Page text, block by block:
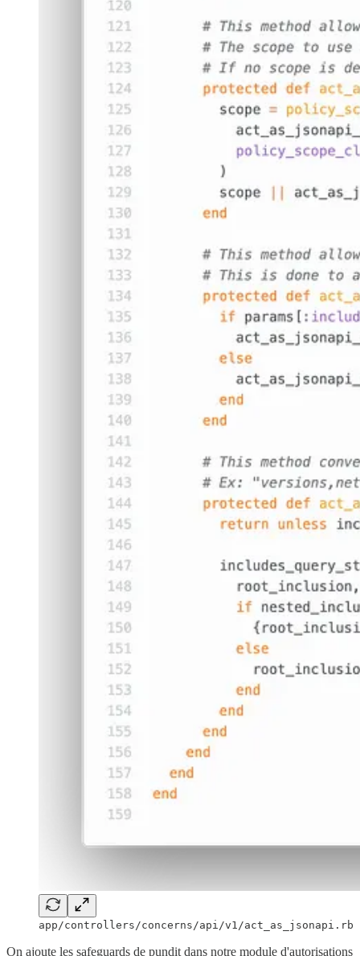
app/controllers/concerns/api/v1/act_as_jsonapi.rb
On ajoute les safeguards de pundit dans notre module d'autorisations